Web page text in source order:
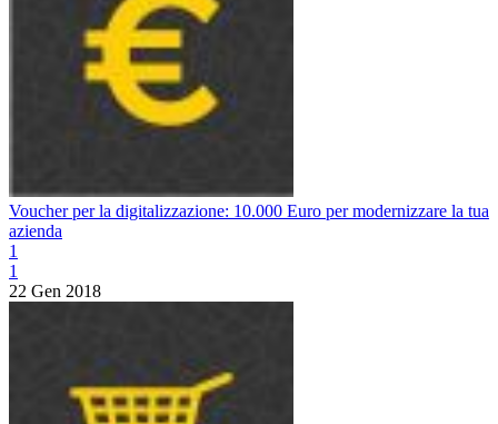
Voucher per la digitalizzazione: 10.000 Euro per modernizzare la tua
azienda
1
1
22 Gen 2018